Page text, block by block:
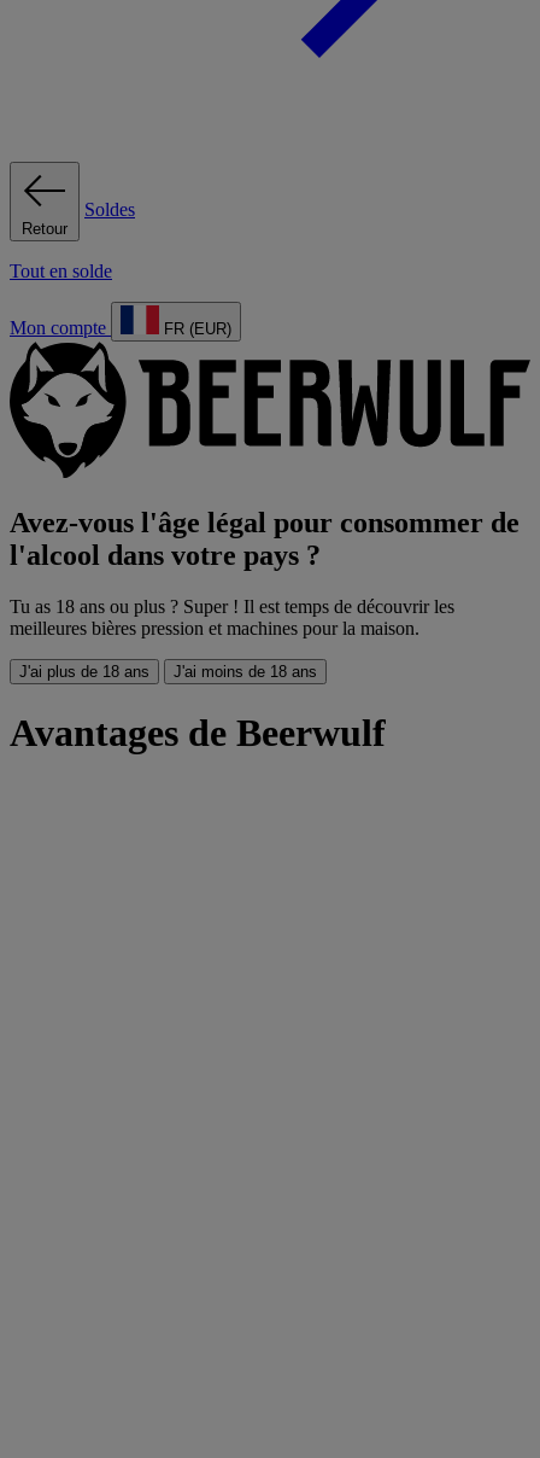
Retour
Soldes
Tout en solde
Mon compte FR (EUR)
Avez-vous l'âge légal pour consommer de
l'alcool dans votre pays ?
Tu as 18 ans ou plus ? Super ! Il est temps de découvrir les
meilleures bières pression et machines pour la maison.
J'ai plus de 18 ans J'ai moins de 18 ans
Avantages de Beerwulf